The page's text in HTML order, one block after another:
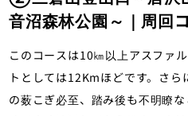
音沼森林公園～｜周回
このコースは10㎞以上アスファ
トとしては12Kmほどです。さ
の薮こぎ必至、踏み後も不明瞭